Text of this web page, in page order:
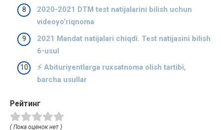
2020-2021 DTM test natijalarini bilish uchun
videoyo‘riqnoma
2021 Mandat natijalari chiqdi. Test natijasini bilish
6-usul
⚡️ Abituriyentlarga ruxsatnoma olish tartibi,
barcha usullar
Рейтинг
( Пока оценок нет )